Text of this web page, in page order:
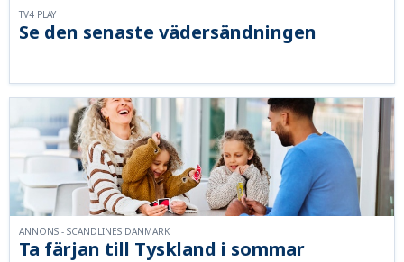
Se den senaste vädersändningen
TV4 PLAY
Ta färjan till Tyskland i sommar
ANNONS - SCANDLINES DANMARK